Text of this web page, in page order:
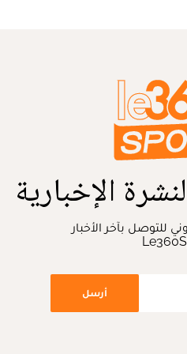
الإخبارية
للتوصل بآخر الأخبار
أرسل